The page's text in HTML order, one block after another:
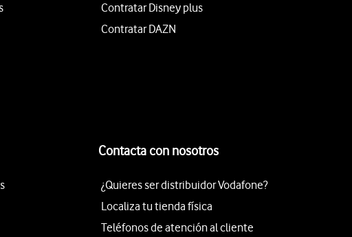
Contratar Disney plus
Contratar DAZN
Contacta con nosotros
¿Quieres ser distribuidor Vodafone?
Localiza tu tienda física
Teléfonos de atención al cliente